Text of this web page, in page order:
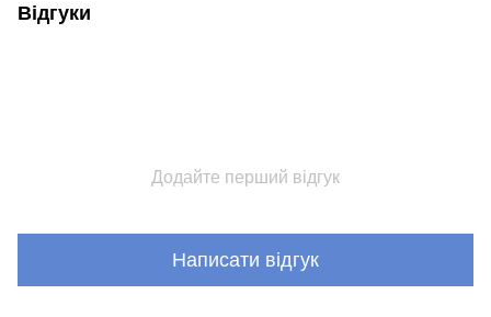
Відгуки
Додайте перший відгук
Написати відгук